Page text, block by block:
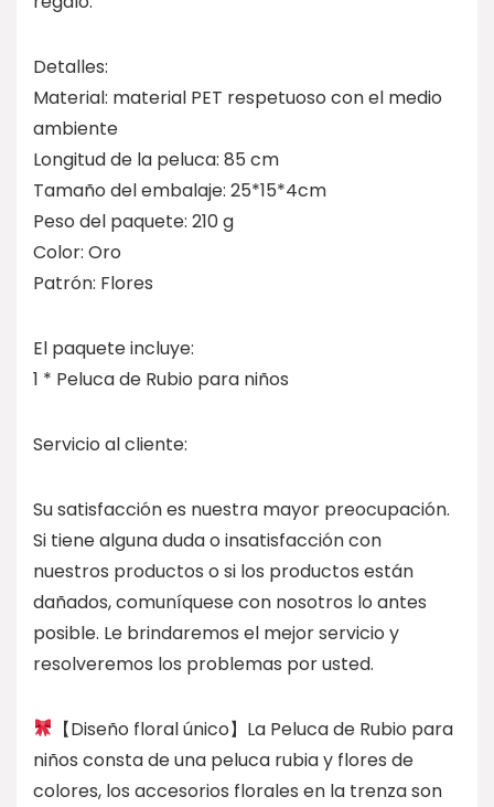
Detalles:
Material: material PET respetuoso con el medio
ambiente
Longitud de la peluca: 85 cm
Tamaño del embalaje: 25*15*4cm
Peso del paquete: 210 g
Color: Oro
Patrón: Flores
El paquete incluye:
1 * Peluca de Rubio para niños
Servicio al cliente:
Su satisfacción es nuestra mayor preocupación.
Si tiene alguna duda o insatisfacción con
nuestros productos o si los productos están
dañados, comuníquese con nosotros lo antes
posible. Le brindaremos el mejor servicio y
resolveremos los problemas por usted.
【Diseño floral único】La Peluca de Rubio para
niños consta de una peluca rubia y flores de
colores, los accesorios florales en la trenza son